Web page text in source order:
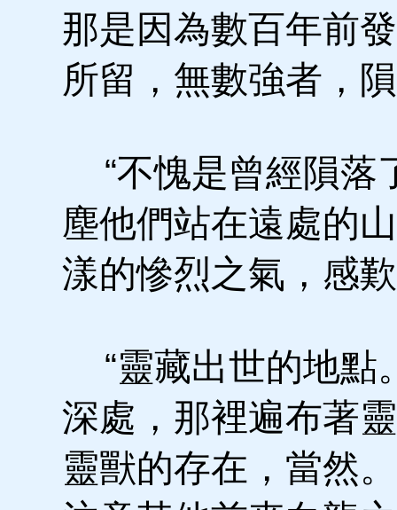
那是因為數百年前
所留，無數強者，
“不愧是曾經隕落
塵他們站在遠處的
漾的慘烈之氣，感
“靈藏出世的地點
深處，那裡遍布著
靈獸的存在，當然